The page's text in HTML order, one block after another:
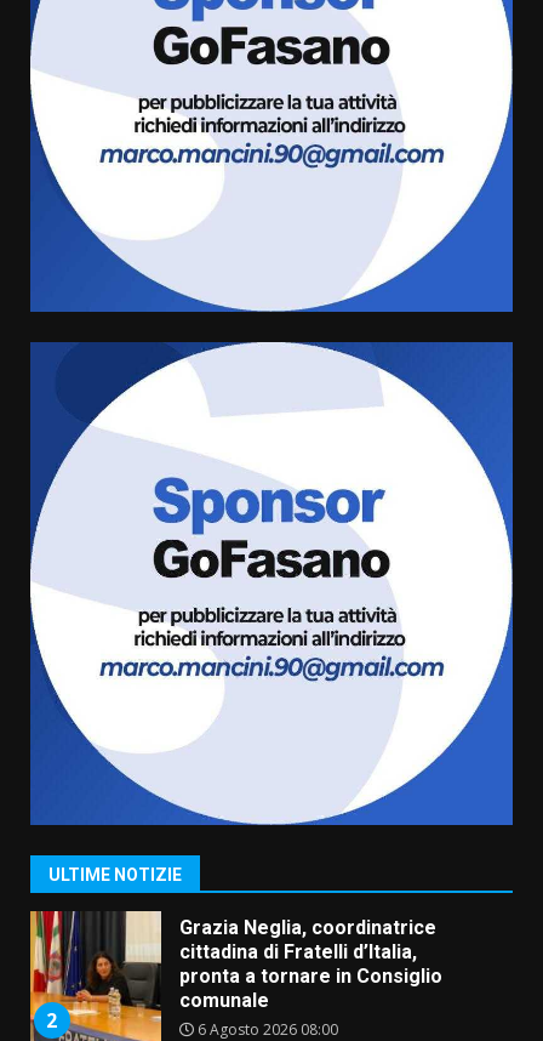
ULTIME NOTIZIE
Cura dei beni comuni e
cittadinanza attiva: online
l’avviso per la gestione
condivisa della Villetta di
Laureto
6 Agosto 2026 06:20
La magia del Minareto e la prima
assoluta de “L’Albergo
Belvedere. Il rapimento”
Serie D, l’Us Fasano è escluso
dal campionato
5 Agosto 2026 17:30
Truffatori in azione nelle
frazioni fasanesi
5 Agosto 2026 11:03
Residenti di Savelletri scrivono
al Prefetto: “Noi cittadini di
serie B”
5 Agosto 2026 06:15
1
Carta d’identità: continua il piano
di aperture straordinarie del
2
Grazia Neglia, coordinatrice
cittadina di Fratelli d’Italia,
pronta a tornare in Consiglio
comunale
6 Agosto 2026 08:00